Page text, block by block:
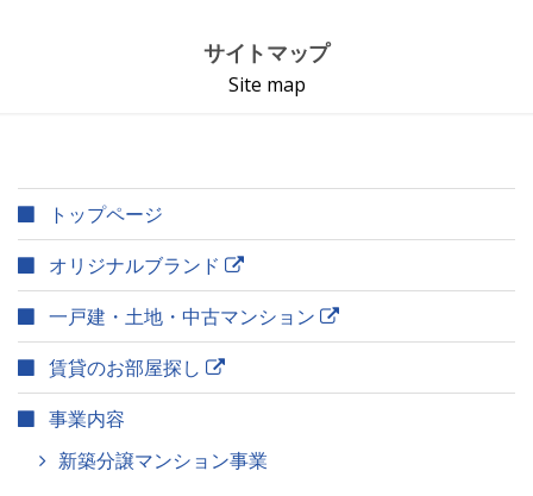
サイトマップ
Site map
トップページ
オリジナルブランド
一戸建・土地・中古マンション
賃貸のお部屋探し
事業内容
新築分譲マンション事業